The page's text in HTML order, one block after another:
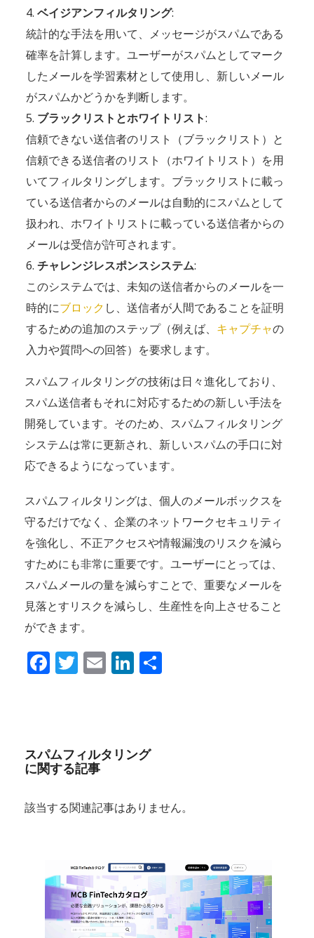
ベイジアンフィルタリング:
統計的な手法を用いて、メッセージがスパムである
確率を計算します。ユーザーがスパムとしてマーク
したメールを学習素材として使用し、新しいメール
がスパムかどうかを判断します。
ブラックリストとホワイトリスト:
信頼できない送信者のリスト（ブラックリスト）と
信頼できる送信者のリスト（ホワイトリスト）を用
いてフィルタリングします。ブラックリストに載っ
ている送信者からのメールは自動的にスパムとして
扱われ、ホワイトリストに載っている送信者からの
メールは受信が許可されます。
チャレンジレスポンスシステム:
このシステムでは、未知の送信者からのメールを一
時的にブロック し、送信者が人間であることを証明
するための追加のステップ（例えば、 キャプチャの
入力や質問への回答）を要求します。
スパムフィルタリングの技術は日々進化しており、
スパム送信者もそれに対応するための新しい手法を
開発しています。そのため、スパムフィルタリング
システムは常に更新され、新しいスパムの手口に対
応できるようになっています。
スパムフィルタリングは、個人のメールボックスを
守るだけでなく、企業のネットワークセキュリティ
を強化し、不正アクセスや情報漏洩のリスクを減ら
すためにも非常に重要です。ユーザーにとっては、
スパムメールの量を減らすことで、重要なメールを
見落とすリスクを減らし、生産性を向上させること
ができます。
Facebook
Twitter
EmailLinkedIn
スパムフィルタリング
に関する記事
該当する関連記事はありません。